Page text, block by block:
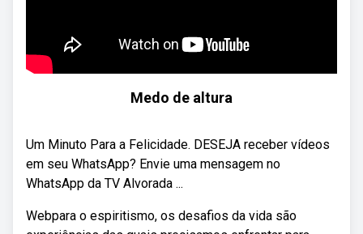
Medo de altura
Um Minuto Para a Felicidade. DESEJA receber vídeos
em seu WhatsApp? Envie uma mensagem no
WhatsApp da TV Alvorada ...
Webpara o espiritismo, os desafios da vida são